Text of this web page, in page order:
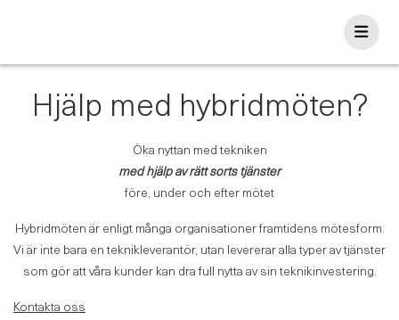
Hjälp med hybridmöten?
Öka nyttan med tekniken
med hjälp av rätt sorts tjänster
före, under och efter mötet
Hybridmöten är enligt många organisationer framtidens mötesform.
Vi är inte bara en teknikleverantör, utan levererar alla typer av tjänster
som gör att våra kunder kan dra full nytta av sin teknikinvestering.
Kontakta oss